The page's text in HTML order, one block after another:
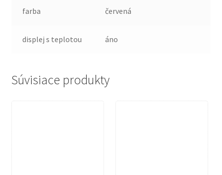
farba červená
displej s teplotou áno
Súvisiace produkty